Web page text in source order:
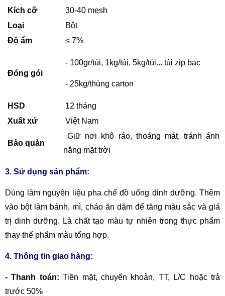
Kích cỡ
30-40 mesh
Loại
Bột
Độ ẩm
≤ 7%
Đóng gói
- 100gr/túi, 1kg/túi, 5kg/túi... túi zip bạc
- 25kg/thùng carton
HSD
12 tháng
Xuất xứ
Việt Nam
Bảo quản
Giữ nơi khô ráo, thoáng mát, tránh ánh
nắng mặt trời
3. Sử dụng sản phẩm:
Dùng làm nguyên liệu pha chế đồ uống dinh dưỡng. Thêm
vào bột làm bánh, mì, cháo ăn dặm để tăng màu sắc và giá
trị dinh dưỡng. Là chất tạo màu tự nhiên trong thực phẩm
thay thế phẩm màu tổng hợp.
4. Thông tin giao hàng:
- Thanh toán:Tiền mặt, chuyển khoản, TT, L/C hoặc trả
trước 50%